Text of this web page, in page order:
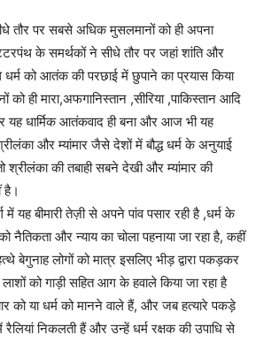
तौर पर सबसे अधिक मुसलमानों को ही अपना
के समर्थकों ने सीधे तौर पर जहां शांति और
को आतंक की परछाई में छुपाने का प्रयास किया
ही मारा,अफगानिस्तान ,सीरिया ,पाकिस्तान आदि
यह धार्मिक आतंकवाद ही बना और आज भी यह
और म्यांमार जैसे देशों में बौद्ध धर्म के अनुयाई
श्रीलंका की तबाही सबने देखी और म्यांमार की
है।
यह बीमारी तेज़ी से अपने पांव पसार रही है ,धर्म के
नैतिकता और न्याय का चोला पहनाया जा रहा है, कहीं
बेगुनाह लोगों को मात्र इसलिए भीड़ द्वारा पकड़कर
लाशों को गाड़ी सहित आग के हवाले किया जा रहा है
को या धर्म को मानने वाले हैं, और जब हत्यारे पकड़े
निकलती हैं और उन्हें धर्म रक्षक की उपाधि से